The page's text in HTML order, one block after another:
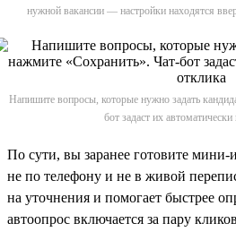
нужной вакансии — настройки находятся
Напишите вопросы, которые нужно задать
бот задаст их
По сути, вы заранее готовите
не по телефону и не в живой
на уточнения и помогает быстрее
автоопрос включается за пару